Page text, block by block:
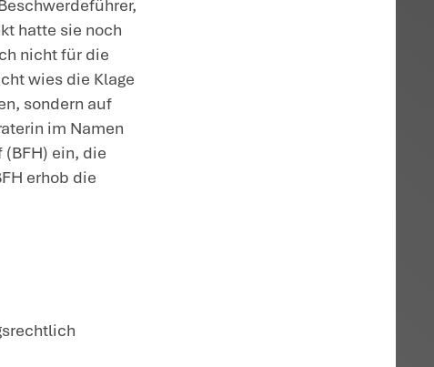
ihre Klagen und Anträge für
über das „besondere
einreichen. Hierzu mussten sie sich
sich die Registrierung. Die
im Herbst 2022 mit, dass die
einer vorzeitigen Beantragung